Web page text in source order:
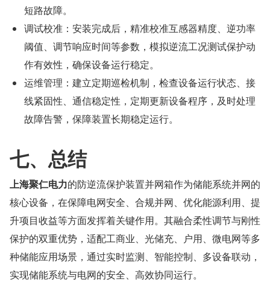
短路故障。
调试校准：安装完成后，精准校准互感器精度、逆功率
阈值、调节响应时间等参数，模拟逆流工况测试保护动
作有效性，确保设备运行稳定。
运维管理：建立定期巡检机制，检查设备运行状态、接
线紧固性、通信稳定性，定期更新设备程序，及时处理
故障告警，保障装置长期稳定运行。
七、总结
上海聚仁电力的防逆流保护装置并网箱作为储能系统并网的
核心设备，在保障电网安全、合规并网、优化能源利用、提
升项目收益等方面发挥着关键作用。其融合柔性调节与刚性
保护的双重优势，适配工商业、光储充、户用、微电网等多
种储能应用场景，通过实时监测、智能控制、多设备联动，
实现储能系统与电网的安全、高效协同运行。